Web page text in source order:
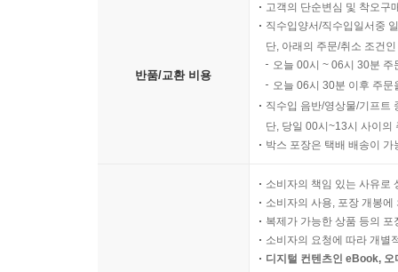
반품/교환 비용
고객의 단순변심 및 착오구
직수입양서/직수입일서중
단, 아래의 주문/취소 조건
오늘 00시 ~ 06시 30분
오늘 06시 30분 이후 주
직수입 음반/영상물/기프트
단, 당일 00시~13시 사이의
박스 포장은 택배 배송이
소비자의 책임 있는 사유로
소비자의 사용, 포장 개봉
복제가 가능한 상품 등의
소비자의 요청에 따라 개별
디지털 컨텐츠인 eBook,